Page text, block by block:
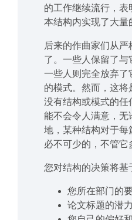
的工作继续流行，表
本结构内实现了大量
后来的作曲家们从
了。一些人保留了与
一些人则完全放弃了
的模式。然而，这将
没有结构或模式的任
能不会令人满意，无
地，某种结构对于每
必不可少的，不管它
您对结构的决策将基
您所在部门的
论文标题的潜力